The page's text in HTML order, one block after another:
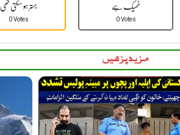
بہتر ہو سکتی تھی
0 Votes
ٹھیک ہے
0 Votes
مزید پڑھیں